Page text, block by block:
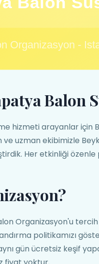
Balon
hizmeti arayanlar için
ve uzman ekibimizle
Her etkinliği
Organizasyon'u
politikamızı
gün ücretsiz keşif